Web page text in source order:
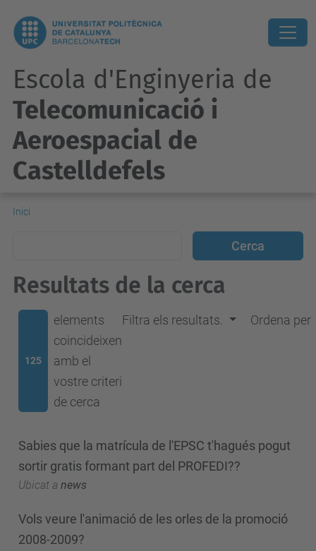
Escola d'Enginyeria de
Telecomunicació i
Aeroespacial de
Castelldefels
Inici
Resultats de la cerca
125
elements
coincideixen
amb el
vostre criteri
de cerca
Filtra els resultats. Ordena per
Sabies que la matrícula de l'EPSC t'hagués pogut
sortir gratis formant part del PROFEDI??
Ubicat a news
Vols veure l'animació de les orles de la promoció
2008-2009?